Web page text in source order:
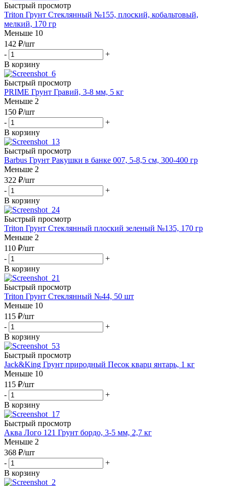
Быстрый просмотр
Triton Грунт Стеклянный №155, плоский, кобальтовый,
мелкий, 170 гр
Меньше 10
142 ₽/шт
-
+
В корзину
Быстрый просмотр
PRIME Грунт Гравий, 3-8 мм, 5 кг
Меньше 2
150 ₽/шт
-
+
В корзину
Быстрый просмотр
Barbus Грунт Ракушки в банке 007, 5-8,5 см, 300-400 гр
Меньше 2
322 ₽/шт
-
+
В корзину
Быстрый просмотр
Triton Грунт Стеклянный плоский зеленый №135, 170 гр
Меньше 2
110 ₽/шт
-
+
В корзину
Быстрый просмотр
Triton Грунт Стеклянный №44, 50 шт
Меньше 10
115 ₽/шт
-
+
В корзину
Быстрый просмотр
Jack&King Грунт природный Песок кварц янтарь, 1 кг
Меньше 10
115 ₽/шт
-
+
В корзину
Быстрый просмотр
Аква Лого 121 Грунт бордо, 3-5 мм, 2,7 кг
Меньше 2
368 ₽/шт
-
+
В корзину